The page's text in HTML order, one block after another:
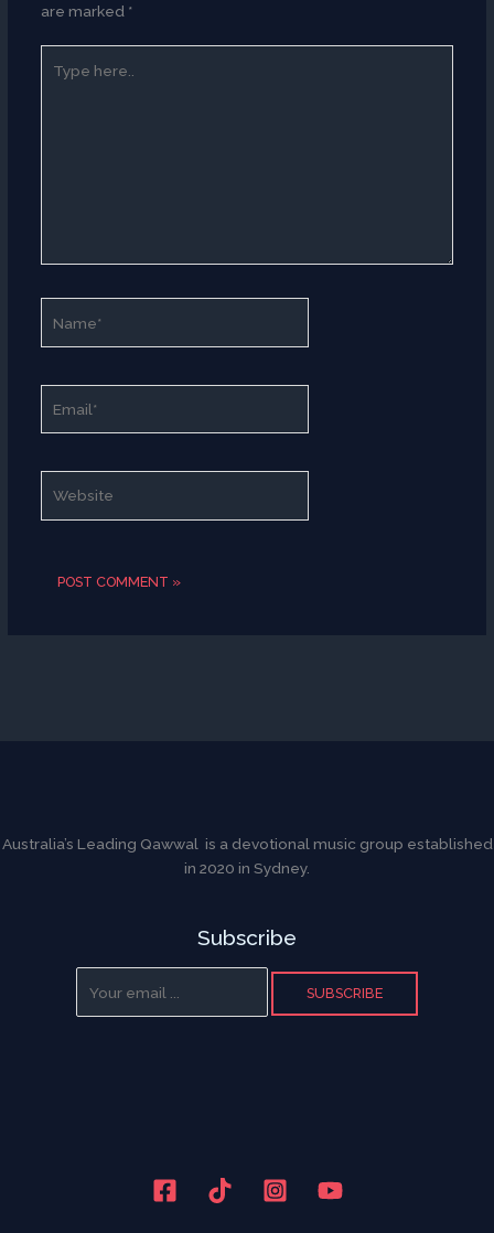
are marked *
here..
Australia’s Leading Qawwal is a devotional music group established
in 2020 in Sydney.
Subscribe
SUBSCRIBE